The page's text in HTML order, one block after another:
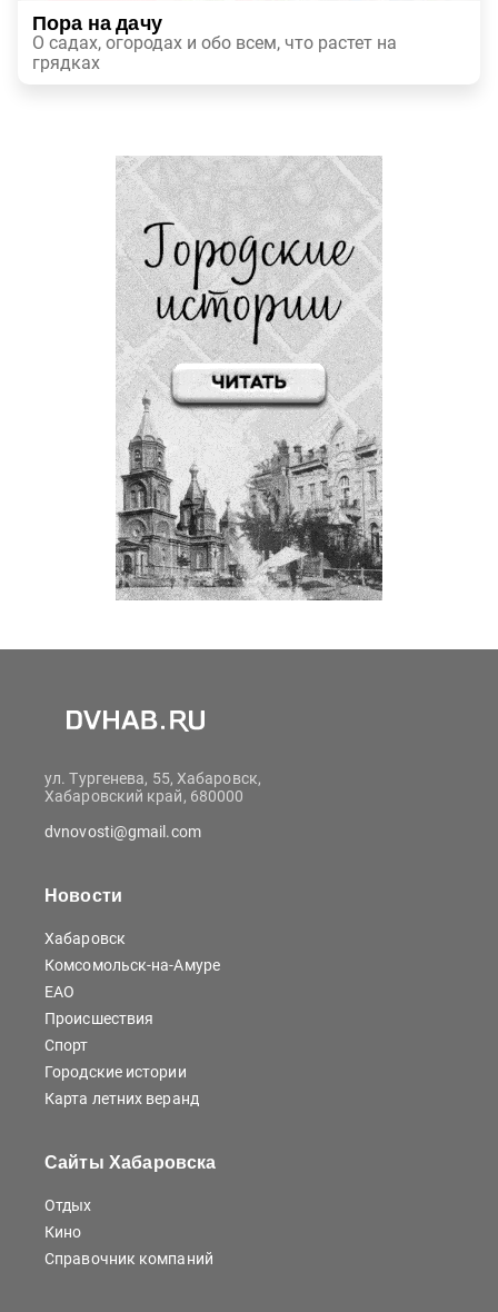
Пора на дачу
О садах, огородах и обо всем, что растет на
грядках
ул. Тургенева, 55, Хабаровск,
Хабаровский край, 680000
dvnovosti@gmail.com
Новости
Хабаровск
Комсомольск-на-Амуре
ЕАО
Происшествия
Спорт
Городские истории
Карта летних веранд
Сайты Хабаровска
Отдых
Кино
Справочник компаний